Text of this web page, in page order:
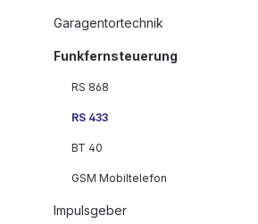
Garagentortechnik
Funkfernsteuerung
RS 868
RS 433
BT 40
GSM Mobiltelefon
Impulsgeber